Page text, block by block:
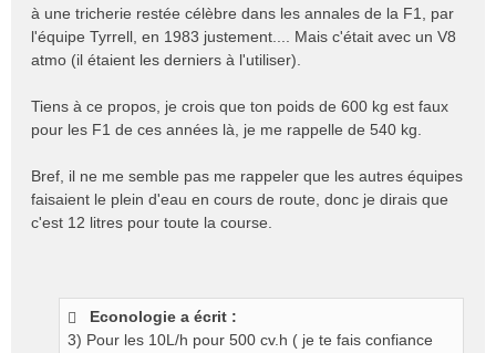
à une tricherie restée célèbre dans les annales de la F1, par
l'équipe Tyrrell, en 1983 justement.... Mais c'était avec un V8
atmo (il étaient les derniers à l'utiliser).
Tiens à ce propos, je crois que ton poids de 600 kg est faux
pour les F1 de ces années là, je me rappelle de 540 kg.
Bref, il ne me semble pas me rappeler que les autres équipes
faisaient le plein d'eau en cours de route, donc je dirais que
c'est 12 litres pour toute la course.
Econologie a écrit :
3) Pour les 10L/h pour 500 cv.h ( je te fais confiance